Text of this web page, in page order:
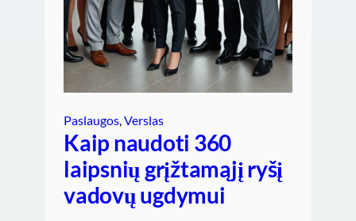
Paslaugos, Verslas
Kaip naudoti 360
laipsnių grįžtamąjį ryšį
vadovų ugdymui